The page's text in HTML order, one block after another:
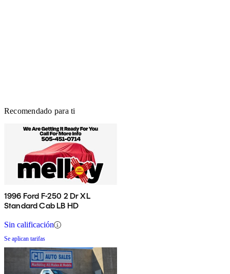
Recomendado para ti
1996 Ford F-250 2 Dr XL
Standard Cab LB HD
Sin calificación
Se aplican tarifas